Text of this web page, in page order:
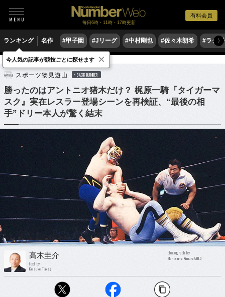
有料会員
毎日6時・11時・17時更新
ランキング 名作 #甲子園 #Jリーグ #中村剛也 #佐々木朗希 #ラグ〉
格闘技 プロレス
スポーツ物見遊山 BACK NUMBER
勝ったのはアントニオ猪木だけ？ 梶原一騎『タイガーマ
スク』実在レスラー登場シーンを再検証、“最後の相
手”ドリー本人が驚く結末
高木圭介
text by
Keisuke Takagi
photograph by
Moritsuna Kimura/AFLO
今人気の記事が競技ごとに探せます ×